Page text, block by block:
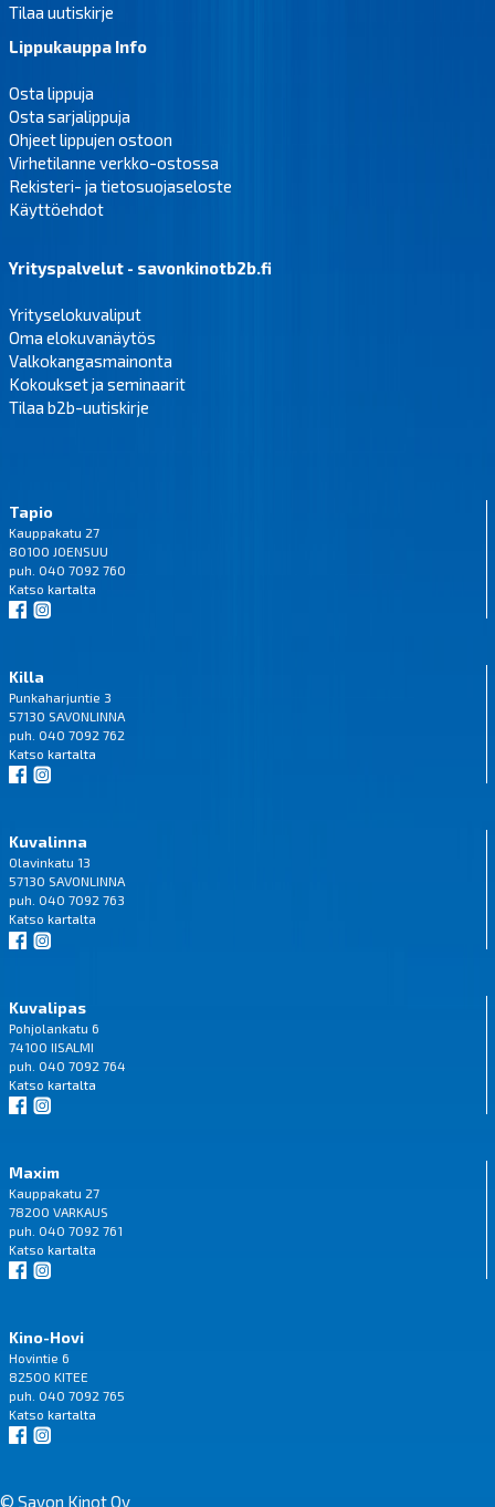
Tilaa uutiskirje
Lippukauppa Info
Osta lippuja
Osta sarjalippuja
Ohjeet lippujen ostoon
Virhetilanne verkko-ostossa
Rekisteri- ja tietosuojaseloste
Käyttöehdot
Yrityspalvelut - savonkinotb2b.fi
Yrityselokuvaliput
Oma elokuvanäytös
Valkokangasmainonta
Kokoukset ja seminaarit
Tilaa b2b-uutiskirje
Tapio
Kauppakatu 27
80100 JOENSUU
puh. 040 7092 760
Katso kartalta
Killa
Punkaharjuntie 3
57130 SAVONLINNA
puh. 040 7092 762
Katso kartalta
Kuvalinna
Olavinkatu 13
57130 SAVONLINNA
puh. 040 7092 763
Katso kartalta
Kuvalipas
Pohjolankatu 6
74100 IISALMI
puh. 040 7092 764
Katso kartalta
Maxim
Kauppakatu 27
78200 VARKAUS
puh. 040 7092 761
Katso kartalta
Kino-Hovi
Hovintie 6
82500 KITEE
puh. 040 7092 765
Katso kartalta
© Savon Kinot Oy